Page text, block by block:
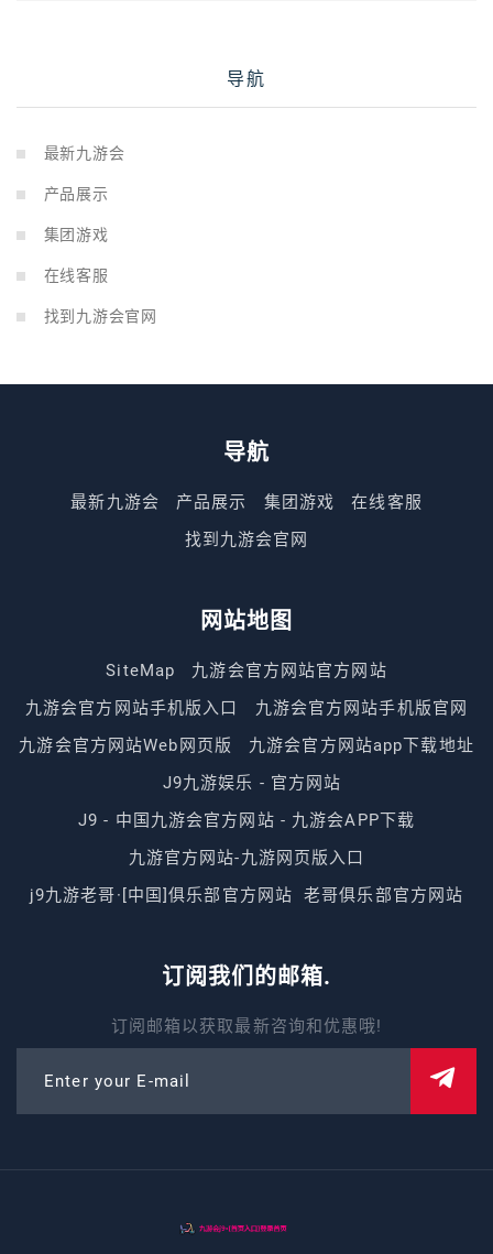
导航
最新九游会
产品展示
集团游戏
在线客服
找到九游会官网
导航
最新九游会 产品展示 集团游戏
在线客服
找到九游会官网
网站地图
SiteMap
九游会官方网站官方网站
九游会官方网站手机版入口
九游会官方网站手机版官网
九游会官方网站Web网页版
九游会官方网站app下载地址
J9九游娱乐 - 官方网站
J9 - 中国九游会官方网站 - 九游会APP下载
九游官方网站-九游网页版入口
j9九游老哥·[中国]俱乐部官方网站
老哥俱乐部官方网站
订阅我们的邮箱.
订阅邮箱以获取最新咨询和优惠哦!
Enter your E-mail